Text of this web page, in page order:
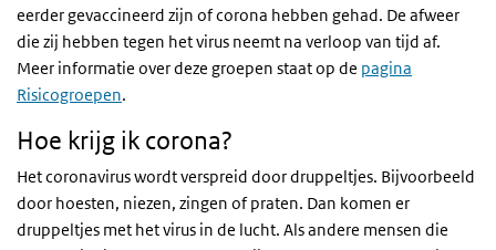
eerder gevaccineerd zijn of corona hebben gehad. De afweer
die zij hebben tegen het virus neemt na verloop van tijd af.
Meer informatie over deze groepen staat op de pagina
Risicogroepen.
Hoe krijg ik corona?
Het coronavirus wordt verspreid door druppeltjes. Bijvoorbeeld
door hoesten, niezen, zingen of praten. Dan komen er
druppeltjes met het virus in de lucht. Als andere mensen die